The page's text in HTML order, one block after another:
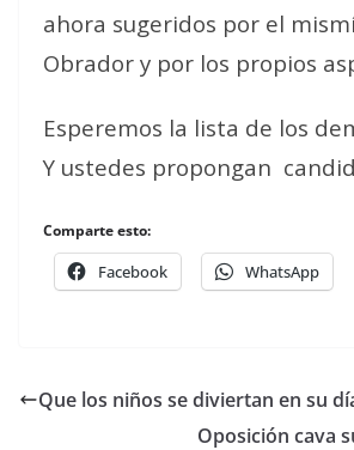
ahora sugeridos por el
Obrador y por los propios
Esperemos la lista de los
Y ustedes propongan
Comparte esto:
Facebook WhatsApp
Que los niños se diviertan en su
Oposición cava